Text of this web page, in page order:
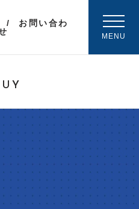
お問い合わ
MENU